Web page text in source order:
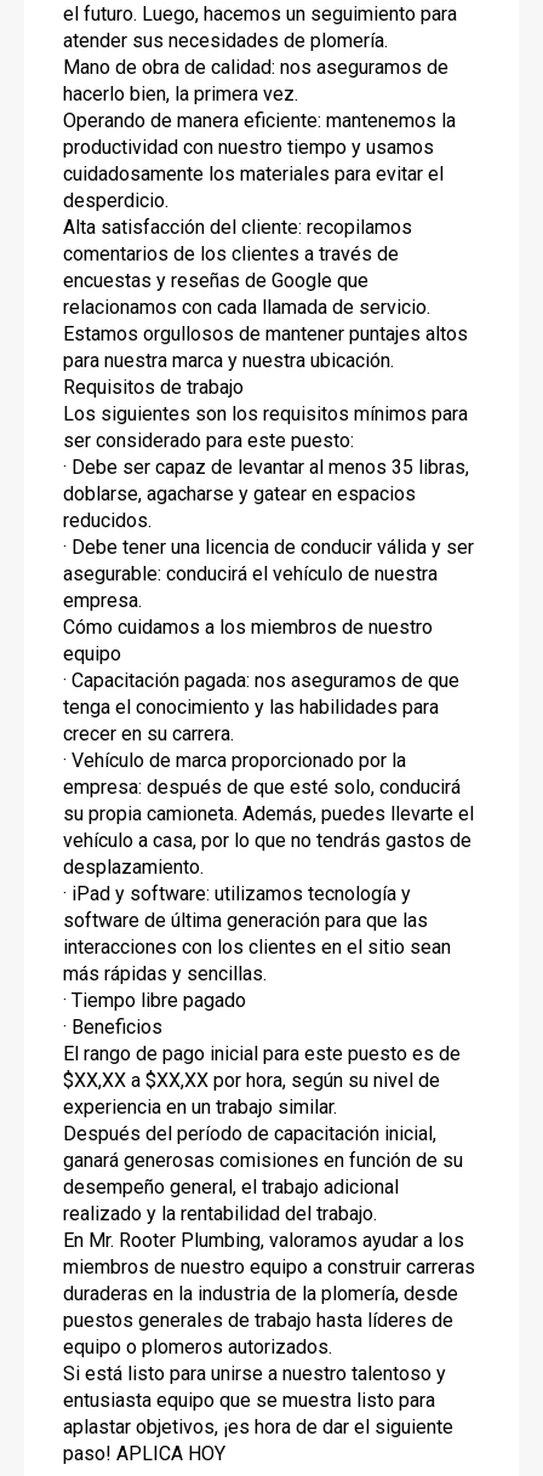
el futuro. Luego, hacemos un seguimiento para
atender sus necesidades de plomería.
Mano de obra de calidad: nos aseguramos de
hacerlo bien, la primera vez.
Operando de manera eficiente: mantenemos la
productividad con nuestro tiempo y usamos
cuidadosamente los materiales para evitar el
desperdicio.
Alta satisfacción del cliente: recopilamos
comentarios de los clientes a través de
encuestas y reseñas de Google que
relacionamos con cada llamada de servicio.
Estamos orgullosos de mantener puntajes altos
para nuestra marca y nuestra ubicación.
Requisitos de trabajo
Los siguientes son los requisitos mínimos para
ser considerado para este puesto:
· Debe ser capaz de levantar al menos 35 libras,
doblarse, agacharse y gatear en espacios
reducidos.
· Debe tener una licencia de conducir válida y ser
asegurable: conducirá el vehículo de nuestra
empresa.
Cómo cuidamos a los miembros de nuestro
equipo
· Capacitación pagada: nos aseguramos de que
tenga el conocimiento y las habilidades para
crecer en su carrera.
· Vehículo de marca proporcionado por la
empresa: después de que esté solo, conducirá
su propia camioneta. Además, puedes llevarte el
vehículo a casa, por lo que no tendrás gastos de
desplazamiento.
· iPad y software: utilizamos tecnología y
software de última generación para que las
interacciones con los clientes en el sitio sean
más rápidas y sencillas.
· Tiempo libre pagado
· Beneficios
El rango de pago inicial para este puesto es de
$XX,XX a $XX,XX por hora, según su nivel de
experiencia en un trabajo similar.
Después del período de capacitación inicial,
ganará generosas comisiones en función de su
desempeño general, el trabajo adicional
realizado y la rentabilidad del trabajo.
En Mr. Rooter Plumbing, valoramos ayudar a los
miembros de nuestro equipo a construir carreras
duraderas en la industria de la plomería, desde
puestos generales de trabajo hasta líderes de
equipo o plomeros autorizados.
Si está listo para unirse a nuestro talentoso y
entusiasta equipo que se muestra listo para
aplastar objetivos, ¡es hora de dar el siguiente
paso! APLICA HOY